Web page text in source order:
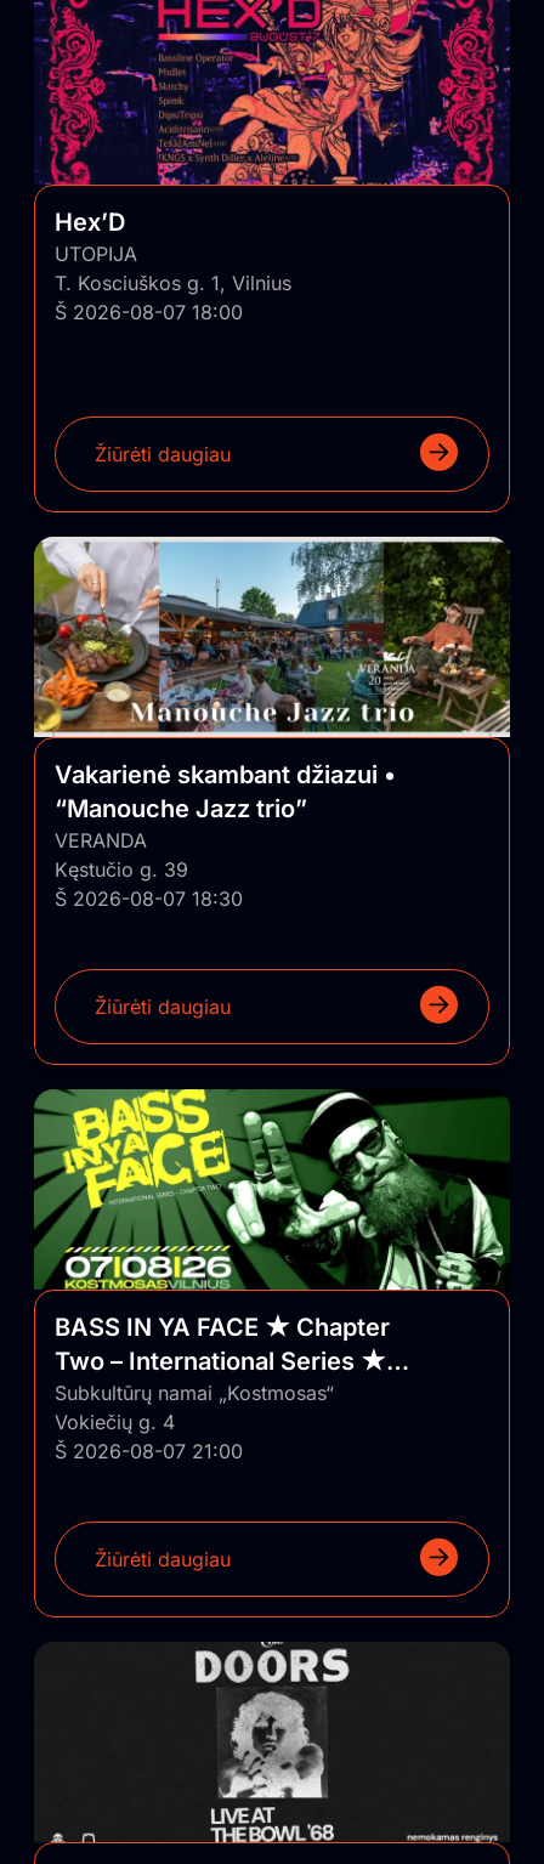
Hex’D
UTOPIJA
T. Kosciuškos g. 1, Vilnius
Š 2026-08-07 18:00
Žiūrėti daugiau
Vakarienė skambant džiazui •
“Manouche Jazz trio”
VERANDA
Kęstučio g. 39
Š 2026-08-07 18:30
Žiūrėti daugiau
BASS IN YA FACE ★ Chapter
Two – International Series ★
Vilnius/Lithuania
Subkultūrų namai „Kostmosas“
Vokiečių g. 4
Š 2026-08-07 21:00
Žiūrėti daugiau